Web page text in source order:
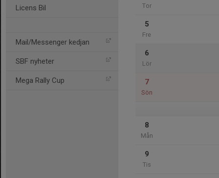
Licens Bil
Mail/Messenger kedjan
SBF nyheter
Mega Rally Cup
Tor
5
Fre
6
Lör
7
Sön
8
Mån
9
Tis